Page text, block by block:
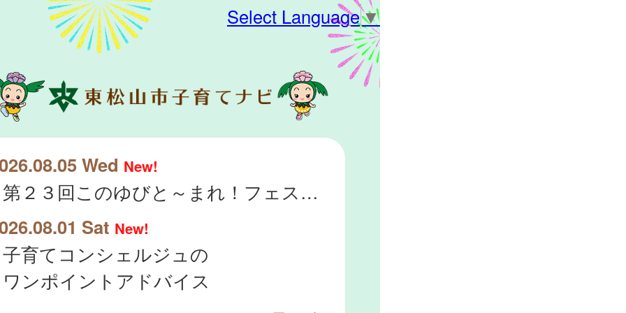
Select Language▼
Wed New!
第２３回このゆびと～まれ！フェスタ２０２６参加者募集！
Sat New!
子育てコンシェルジュの
ワンポイントアドバイス